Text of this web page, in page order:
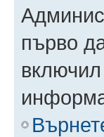
първо